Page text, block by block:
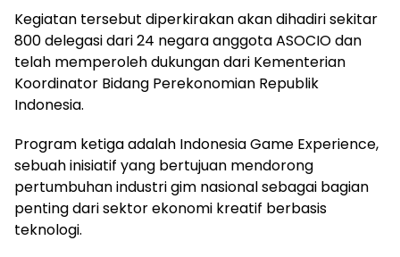
Kegiatan tersebut diperkirakan akan dihadiri sekitar
800 delegasi dari 24 negara anggota ASOCIO dan
telah memperoleh dukungan dari Kementerian
Koordinator Bidang Perekonomian Republik
Indonesia.
Program ketiga adalah Indonesia Game Experience,
sebuah inisiatif yang bertujuan mendorong
pertumbuhan industri gim nasional sebagai bagian
penting dari sektor ekonomi kreatif berbasis
teknologi.